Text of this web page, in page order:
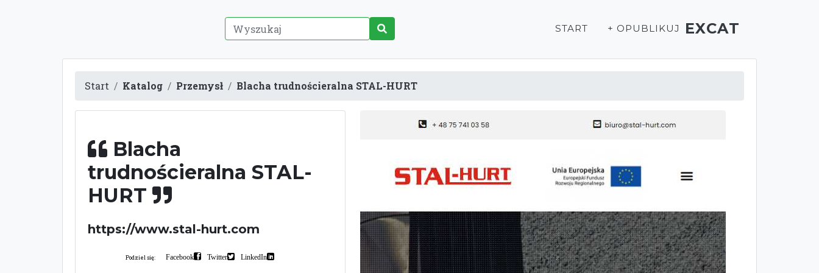
START + OPUBLIKUJ EXCAT
Start Katalog Przemysł Blacha trudnościeralna STAL-HURT
Blacha
trudnościeralna STAL-
HURT
https://www.stal-hurt.com
Podziel się: Facebook Twitter LinkedIn